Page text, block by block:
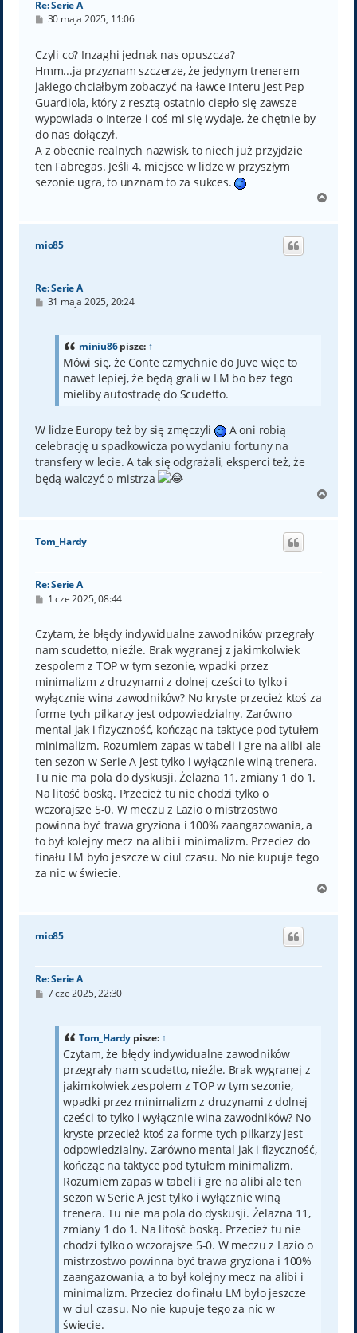
Re: Serie A
P
t
30 maja 2025, 11:06
Czyli co? Inzaghi jednak nas opuszcza?
Hmm...ja przyznam szczerze, że jedynym trenerem
jakiego chciałbym zobaczyć na ławce Interu jest Pep
Guardiola, który z resztą ostatnio ciepło się zawsze
wypowiada o Interze i coś mi się wydaje, że chętnie by
do nas dołączył.
A z obecnie realnych nazwisk, to niech już przyjdzie
ten Fabregas. Jeśli 4. miejsce w lidze w przyszłym
sezonie ugra, to unznam to za sukces.
g
mio85
Re: Serie A
P31 maja 2025, 20:24
miniu86pisze: ↑
Mówi się, że Conte czmychnie do Juve więc to
nawet lepiej, że będą grali w LM bo bez tego
mieliby autostradę do Scudetto.
W lidze Europy też by się zmęczyli
A oni robią
celebrację u spadkowicza po wydaniu fortuny na
transfery w lecie. A tak się odgrażali, eksperci też, że
będą walczyć o mistrza
g
Tom_Hardy
Re: Serie A
P
t
1 cze 2025, 08:44
Czytam, że błędy indywidualne zawodników przegrały
nam scudetto, nieźle. Brak wygranej z jakimkolwiek
zespolem z TOP w tym sezonie, wpadki przez
minimalizm z druzynami z dolnej cześci to tylko i
wyłącznie wina zawodników? No kryste przecież ktoś za
forme tych pilkarzy jest odpowiedzialny. Zarówno
mental jak i fizyczność, kończąc na taktyce pod tytułem
minimalizm. Rozumiem zapas w tabeli i gre na alibi ale
ten sezon w Serie A jest tylko i wyłącznie winą trenera.
Tu nie ma pola do dyskusji. Żelazna 11, zmiany 1 do 1.
Na litość boską. Przecież tu nie chodzi tylko o
wczorajsze 5-0. W meczu z Lazio o mistrzostwo
powinna być trawa gryziona i 100% zaangazowania, a
to był kolejny mecz na alibi i minimalizm. Przeciez do
finału LM było jeszcze w ciul czasu. No nie kupuje tego
za nic w świecie.
g
mio85
Re: Serie A
P7 cze 2025, 22:30
Tom_Hardy pisze: ↑
Czytam, że błędy indywidualne zawodników
przegrały nam scudetto, nieźle. Brak wygranej z
jakimkolwiek zespolem z TOP w tym sezonie,
wpadki przez minimalizm z druzynami z dolnej
cześci to tylko i wyłącznie wina zawodników? No
kryste przecież ktoś za forme tych pilkarzy jest
odpowiedzialny. Zarówno mental jak i fizyczność,
kończąc na taktyce pod tytułem minimalizm.
Rozumiem zapas w tabeli i gre na alibi ale ten
sezon w Serie A jest tylko i wyłącznie winą
trenera. Tu nie ma pola do dyskusji. Żelazna 11,
zmiany 1 do 1. Na litość boską. Przecież tu nie
chodzi tylko o wczorajsze 5-0. W meczu z Lazio o
mistrzostwo powinna być trawa gryziona i 100%
zaangazowania, a to był kolejny mecz na alibi i
minimalizm. Przeciez do finału LM było jeszcze
w ciul czasu. No nie kupuje tego za nic w
świecie.